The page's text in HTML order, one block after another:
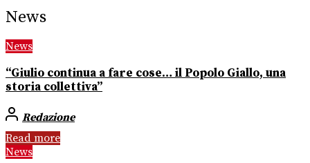
News
News
“Giulio continua a fare cose… il Popolo Giallo, una
storia collettiva”
Redazione
Read more
News